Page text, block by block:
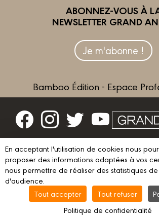
ABONNEZ-VOUS À
NEWSLETTER GRAND
Je m'abonne !
Bamboo Édition - Espace
Contactez-nous
Devenir partenaire
© 2023 GRAND ANGLE Mentions légales
Vie privée
Gestion des
En acceptant l'utilisation de cookies nous
proposer des informations adaptées à vos
nous permettre de réaliser des statistiques
d'audience.
Tout accepter
Tout refuser
Politique de confidentialité